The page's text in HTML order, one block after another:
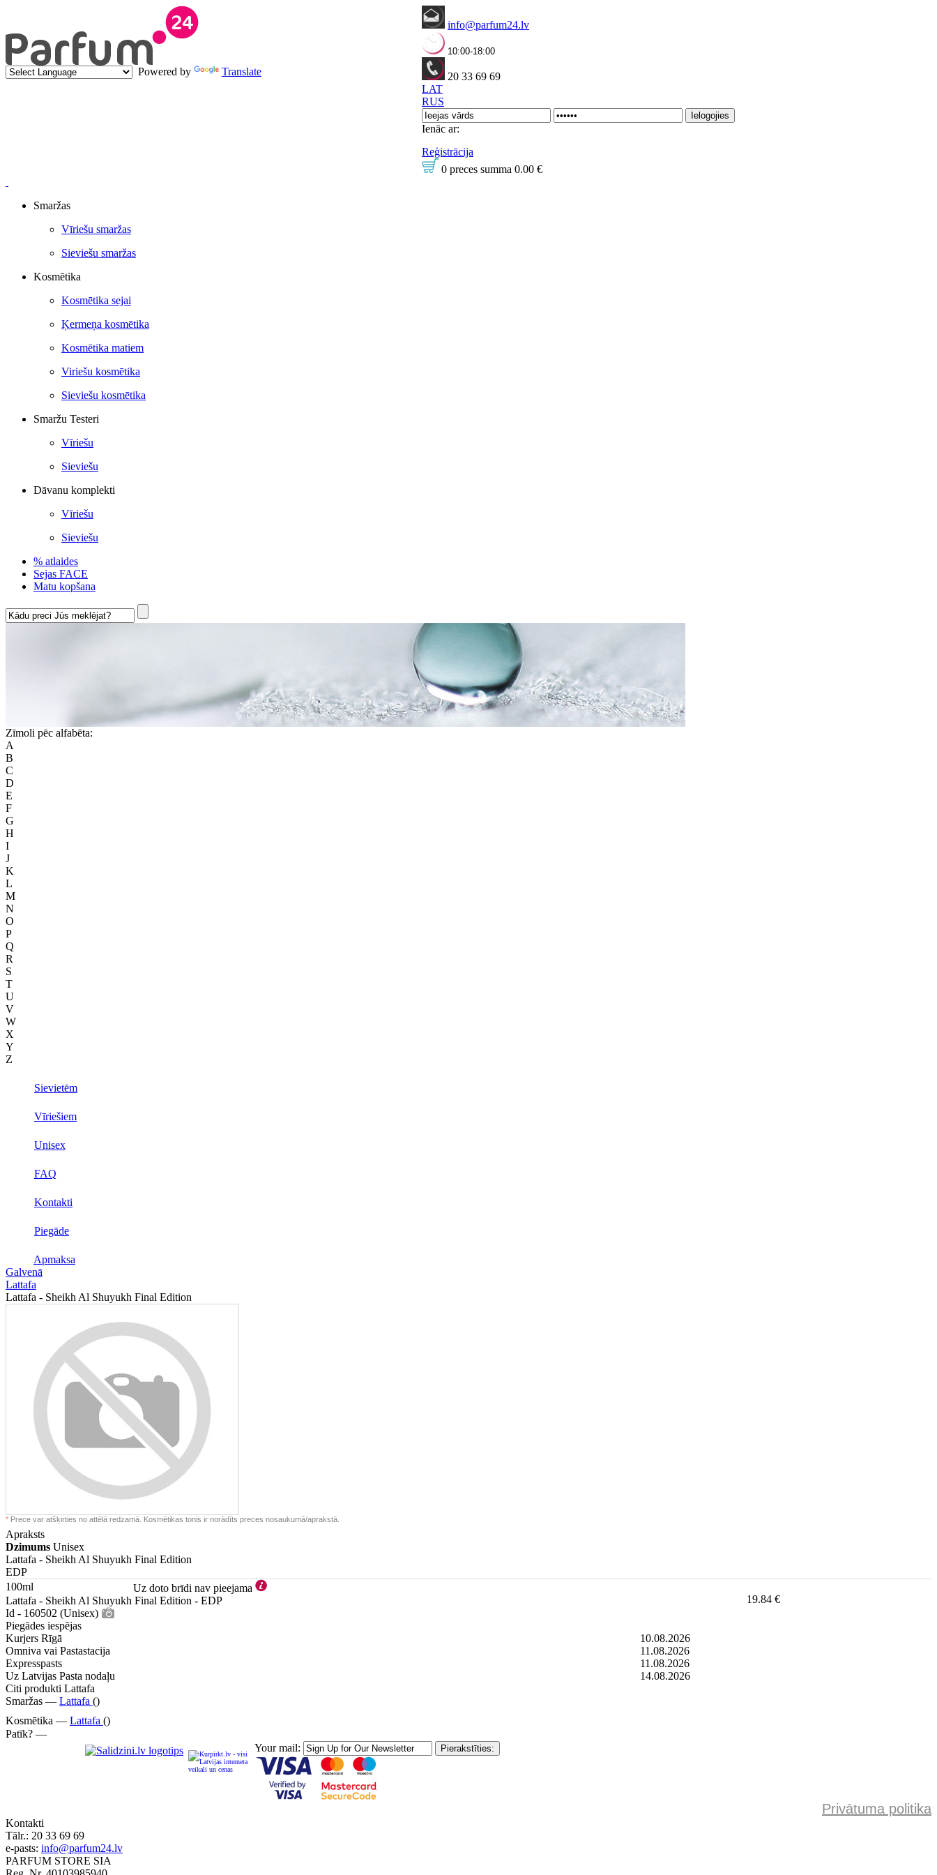
Powered by Translate
info@parfum24.lv
10:00-18:00
20 33 69 69
LAT
RUS
Ienāc ar:
Reģistrācija
0 preces summa 0.00 €
Smaržas
Vīriešu smaržas
Sieviešu smaržas
Kosmētika
Kosmētika sejai
Ķermeņa kosmētika
Kosmētika matiem
Viriešu kosmētika
Sieviešu kosmētika
Smaržu Testeri
Vīriešu
Sieviešu
Dāvanu komplekti
Vīriešu
Sieviešu
% atlaides
Sejas FACE
Matu kopšana
Zīmoli pēc alfabēta:
A
B
C
D
E
F
G
H
I
J
K
L
M
N
O
P
Q
R
S
T
U
V
W
X
Y
Z
Sievietēm
Vīriešiem
Unisex
FAQ
Kontakti
Piegāde
Apmaksa
Galvenā
Lattafa
Lattafa - Sheikh Al Shuyukh Final Edition
* Prece var atšķirties no attēlā redzamā. Kosmētikas tonis ir norādīts preces nosaukumā/aprakstā.
Apraksts
Dzimums Unisex
Lattafa - Sheikh Al Shuyukh Final Edition
EDP
100ml
Uz doto brīdi nav pieejama
Lattafa - Sheikh Al Shuyukh Final Edition - EDP
Id - 160502 (Unisex)
19.84 €
Piegādes iespējas
Kurjers Rīgā
10.08.2026
Omniva vai Pastastacija
11.08.2026
Expresspasts
11.08.2026
Uz Latvijas Pasta nodaļu
14.08.2026
Citi produkti Lattafa
Smaržas — Lattafa ()
Kosmētika — Lattafa ()
Patīk? —
Your mail:
Privātuma politika
Kontakti
Tālr.: 20 33 69 69
e-pasts: info@parfum24.lv
PARFUM STORE SIA